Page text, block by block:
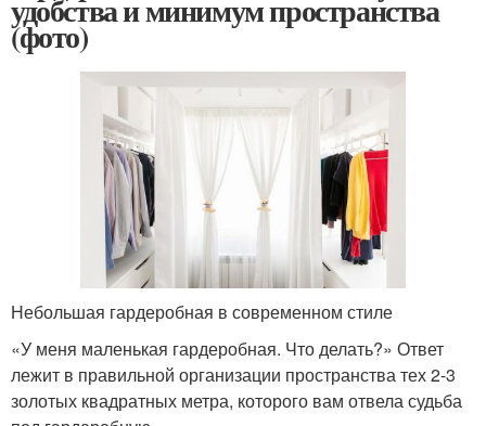
удобства и минимум пространства
(фото)
Небольшая гардеробная в современном стиле
«У меня маленькая гардеробная. Что делать?» Ответ
лежит в правильной организации пространства тех 2-3
золотых квадратных метра, которого вам отвела судьба